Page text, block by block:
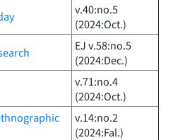
v.40:no.5
(2024:Oct.)
EJ v.58:no.5
(2024:Dec.)
v.71:no.4
(2024:Oct.)
v.14:no.2
(2024:Fal.)